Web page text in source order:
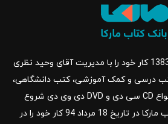
بانک کتاب مارکا در سال 1383 کار خود را با مدیریت آقای وحید نظری
درسی و کمک آموزشی، کتب دانشگاهی،
کتابهای زبان خارجه، انواع CD سی دی و DVD دی وی دی شروع
کرد.فروشگاه آنلاین کتاب مارکا در تاریخ 18 مرداد 94 کار خود را در